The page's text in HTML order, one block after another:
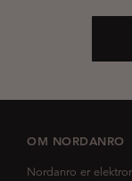
OM NORDANRO
Nordanro er